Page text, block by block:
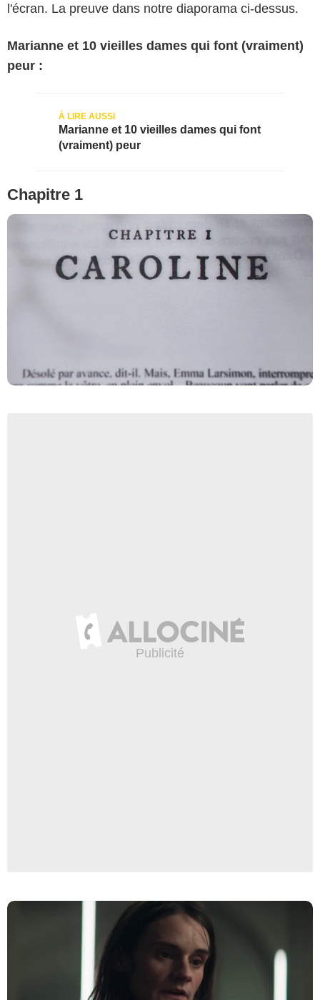
l'écran. La preuve dans notre diaporama ci-dessus.
Marianne et 10 vieilles dames qui font (vraiment)
peur :
Marianne et 10 vieilles dames qui font
(vraiment) peur
Chapitre 1